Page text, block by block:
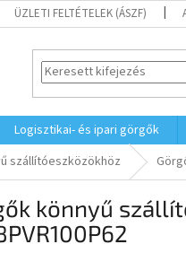
ÜZLETI FELTÉTELEK (ÁSZF)
Logisztikai- és ipari görgők
szállítóeszközökhöz
könnyű